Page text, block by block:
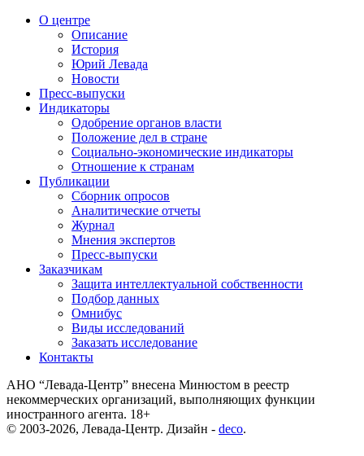
О центре
Описание
История
Юрий Левада
Новости
Пресс-выпуски
Индикаторы
Одобрение органов власти
Положение дел в стране
Социально-экономические индикаторы
Отношение к странам
Публикации
Сборник опросов
Аналитические отчеты
Журнал
Мнения экспертов
Пресс-выпуски
Заказчикам
Защита интеллектуальной собственности
Подбор данных
Омнибус
Виды исследований
Заказать исследование
Контакты
АНО “Левада-Центр” внесена Минюстом в реестр
некоммерческих организаций, выполняющих функции
иностранного агента. 18+
© 2003-2026, Левада-Центр. Дизайн - deco.